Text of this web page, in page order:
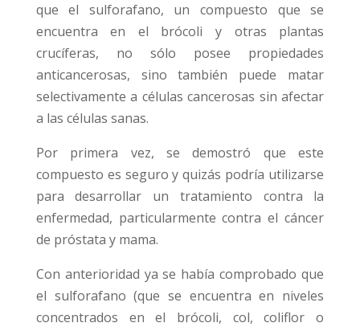
que el sulforafano, un compuesto que se
encuentra en el brócoli y otras plantas
crucíferas, no sólo posee propiedades
anticancerosas, sino también puede matar
selectivamente a células cancerosas sin afectar
a las células sanas.
Por primera vez, se demostró que este
compuesto es seguro y quizás podría utilizarse
para desarrollar un tratamiento contra la
enfermedad, particularmente contra el cáncer
de próstata y mama.
Con anterioridad ya se había comprobado que
el sulforafano (que se encuentra en niveles
concentrados en el brócoli, col, coliflor o